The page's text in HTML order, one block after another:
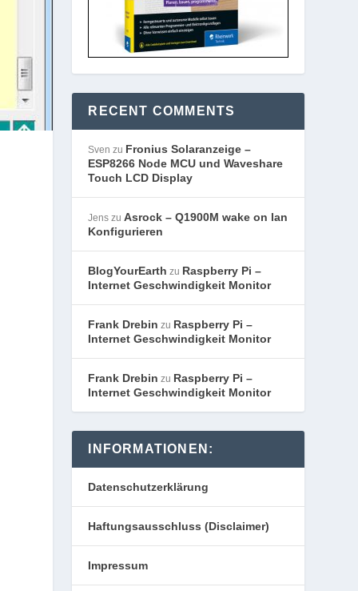
RECENT COMMENTS
Sven zu Fronius Solaranzeige –
ESP8266 Node MCU und Waveshare
Touch LCD Display
Jens zuAsrock – Q1900M wake on lan
Konfigurieren
BlogYourEarth zu Raspberry Pi –
Internet Geschwindigkeit Monitor
Frank Drebin zu Raspberry Pi –
Internet Geschwindigkeit Monitor
Frank Drebin zu Raspberry Pi –
Internet Geschwindigkeit Monitor
INFORMATIONEN:
Datenschutzerklärung
Haftungsausschluss (Disclaimer)
Impressum